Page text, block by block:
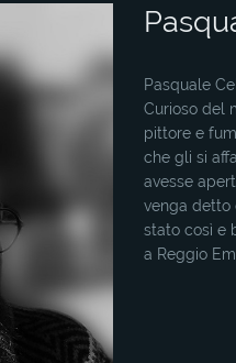
Pasquale
Curioso del
pittore e
che gli si
avesse
venga detto
stato così e
a Reggio